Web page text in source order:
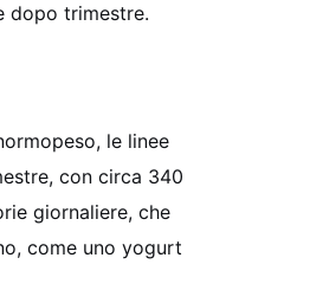
dopo trimestre.
le linee
con circa 340
giornaliere, che
come uno yogurt